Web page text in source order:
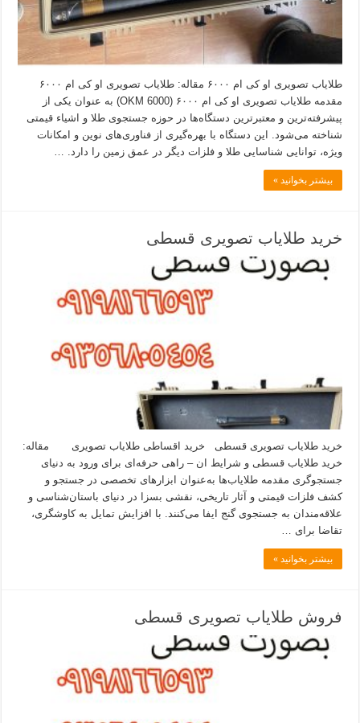
طلایاب تصویری او کی ام ۶۰۰۰ مقاله: طلایاب تصویری او کی ام ۶۰۰۰
مقدمه طلایاب تصویری او کی ام ۶۰۰۰ (OKM 6000) به عنوان یکی از
پیشرفته‌ترین و معتبرترین دستگاه‌ها در حوزه جستجوی طلا و اشیاء قیمتی
شناخته می‌شود. این دستگاه با بهره‌گیری از فناوری‌های نوین و امکانات
ویژه، توانایی شناسایی طلا و فلزات دیگر در عمق زمین را دارد. …
بیشتر بخوانید »
خرید طلایاب تصویری قسطی
خرید طلایاب تصویری قسطی خرید اقساطی طلایاب تصویری مقاله:
خرید طلایاب قسطی و شرایط ان – راهی حرفه‌ای برای ورود به دنیای
جستجوگری مقدمه طلایاب‌ها به‌عنوان ابزارهای تخصصی در جستجو و
کشف فلزات قیمتی و آثار تاریخی، نقشی بسزا در دنیای باستان‌شناسی و
علاقه‌مندان به جستجوی گنج ایفا می‌کنند. با افزایش تمایل به کاوشگری،
تقاضا برای …
بیشتر بخوانید »
فروش طلایاب تصویری قسطی